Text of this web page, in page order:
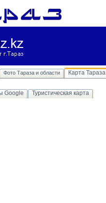
Фото Тараза и области Карта Тараза
Google Туристическая карта